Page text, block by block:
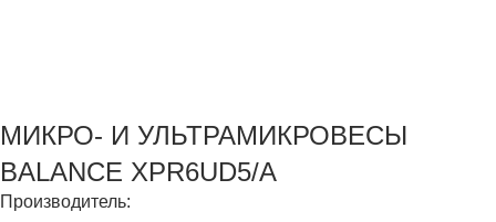
МИКРО- И УЛЬТРАМИКРОВЕСЫ
BALANCE XPR6UD5/A
Производитель: